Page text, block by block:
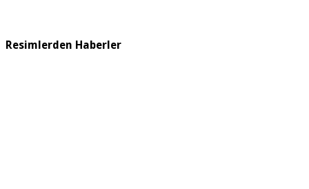
Resimlerden Haberler